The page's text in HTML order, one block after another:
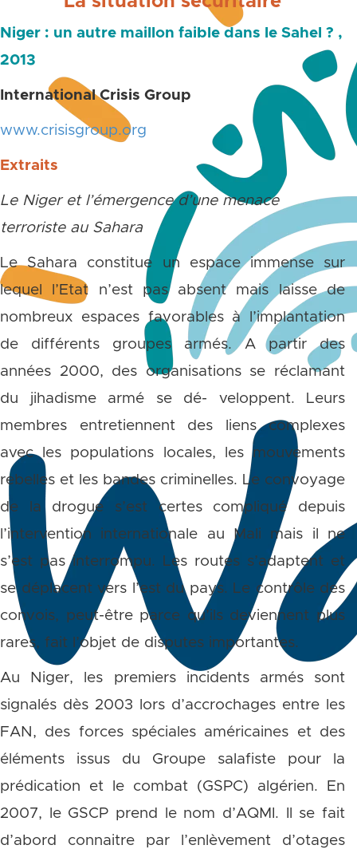
Niger : un autre maillon faible dans le Sahel ? ,
2013
International Crisis Group
www.crisisgroup.org
Extraits
Le Niger et l’émergence d’une menace
terroriste au Sahara
Le Sahara constitue un espace immense sur
lequel l’Etat n’est pas absent mais laisse de
nombreux espaces favorables à l’implantation
de différents groupes armés. A partir des
années 2000, des organisations se réclamant
du jihadisme armé se dé- veloppent. Leurs
membres entretiennent des liens complexes
avec les populations locales, les mouvements
rebelles et les bandes criminelles. Le convoyage
de la drogue s’est certes compliqué depuis
l’intervention internationale au Mali mais il ne
s’est pas interrompu. Les routes s’adaptent et
se déplacent vers l’est du pays. Le contrôle des
convois, peut-être parce qu’ils deviennent plus
rares, fait l’objet de disputes importantes.
Au Niger, les premiers incidents armés sont
signalés dès 2003 lors d’accrochages entre les
FAN, des forces spéciales américaines et des
éléments issus du Groupe salafiste pour la
prédication et le combat (GSPC) algérien. En
2007, le GSCP prend le nom d’AQMI. Il se fait
d’abord connaitre par l’enlèvement d’otages